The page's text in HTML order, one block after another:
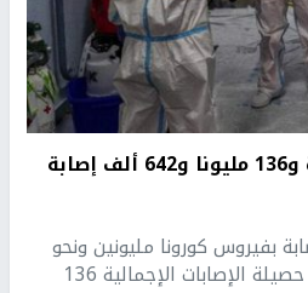
مليونين و950 ألف وفاة و136 مليونا و642 ألف إصابة
بفيروس كورونا مليونين ونحو
950 ألف وفاة، فيما بلغت حصيلة الإصابات الإجمالية 136